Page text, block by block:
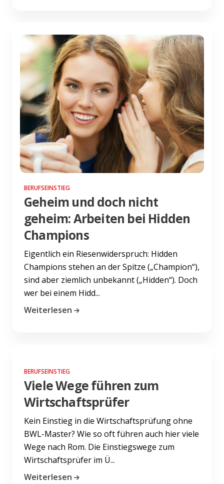
BERUFSEINSTIEG
Geheim und doch nicht
geheim: Arbeiten bei Hidden
Champions
Eigentlich ein Riesenwiderspruch: Hidden
Champions stehen an der Spitze („Champion“),
sind aber ziemlich unbekannt („Hidden“). Doch
wer bei einem Hidd...
Weiterlesen
BERUFSEINSTIEG
Viele Wege führen zum
Wirtschaftsprüfer
Kein Einstieg in die Wirtschaftsprüfung ohne
BWL-Master? Wie so oft führen auch hier viele
Wege nach Rom. Die Einstiegswege zum
Wirtschaftsprüfer im Ü...
Weiterlesen